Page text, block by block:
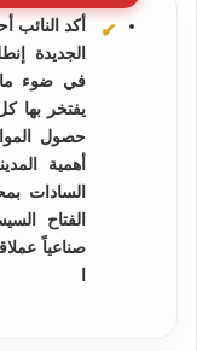
أكد النائب
الجديدة
في ضوء
يفتخر بها
حصول
أهمية
السادات
الفتاح
صناعياً